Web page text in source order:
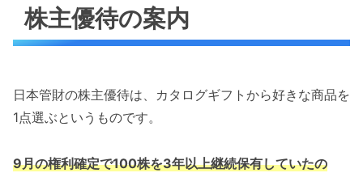
株主優待の案内
日本管財の株主優待は、カタログギフトから好きな商品を
1点選ぶというものです。
9月の権利確定で100株を3年以上継続保有していたの